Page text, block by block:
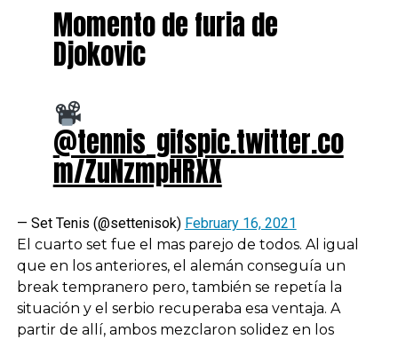
Momento de furia de
Djokovic
@tennis_gifspic.twitter.co
m/ZuNzmpHRXX
— Set Tenis (@settenisok) February 16, 2021
El cuarto set fue el mas parejo de todos. Al igual
que en los anteriores, el alemán conseguía un
break tempranero pero, también se repetía la
situación y el serbio recuperaba esa ventaja. A
partir de allí, ambos mezclaron solidez en los